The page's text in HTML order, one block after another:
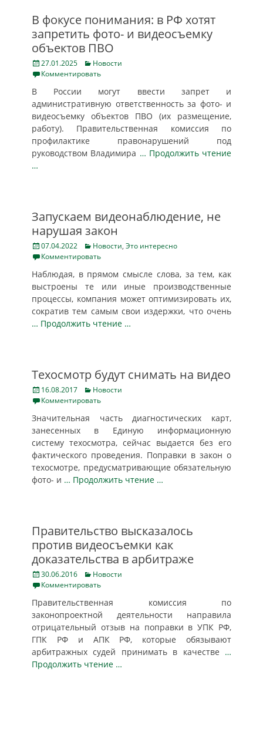
В фокусе понимания: в РФ хотят
запретить фото- и видеосъемку
объектов ПВО
Posted
on
27.01.2025 Categories
Новости
Комментировать
В России могут ввести запрет и
административную ответственность за фото- и
видеосъемку объектов ПВО (их размещение,
работу). Правительственная комиссия по
профилактике правонарушений под
руководством Владимира … Продолжить чтение
…
Запускаем видеонаблюдение, не
нарушая закон
Posted
on
07.04.2022 Categories
Новости, Это интересно
Комментировать
Наблюдая, в прямом смысле слова, за тем, как
выстроены те или иные производственные
процессы, компания может оптимизировать их,
сократив тем самым свои издержки, что очень
… Продолжить чтение …
Техосмотр будут снимать на видео
Posted
on
16.08.2017 Categories
Новости
Комментировать
Значительная часть диагностических карт,
занесенных в Единую информационную
систему техосмотра, сейчас выдается без его
фактического проведения. Поправки в закон о
техосмотре, предусматривающие обязательную
фото- и … Продолжить чтение …
Правительство высказалось
против видеосъемки как
доказательства в арбитраже
Posted
on
30.06.2016 Categories
Новости
Комментировать
Правительственная комиссия по
законопроектной деятельности направила
отрицательный отзыв на поправки в УПК РФ,
ГПК РФ и АПК РФ, которые обязывают
арбитражных судей принимать в качестве …
Продолжить чтение …